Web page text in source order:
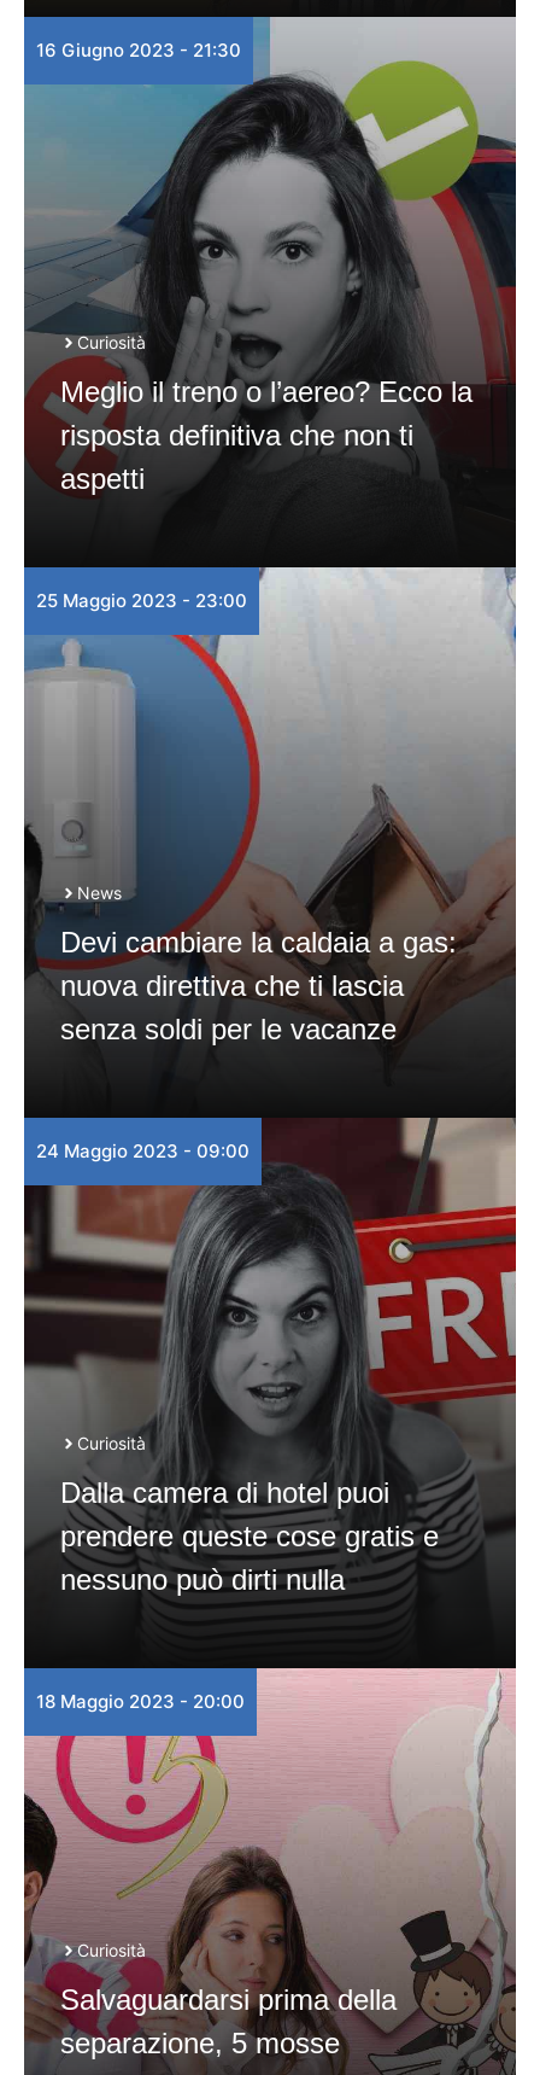
16 Giugno 2023 - 21:30
Curiosità
Meglio il treno o l’aereo? Ecco la
risposta definitiva che non ti
aspetti
25 Maggio 2023 - 23:00
News
Devi cambiare la caldaia a gas:
nuova direttiva che ti lascia
senza soldi per le vacanze
24 Maggio 2023 - 09:00
Curiosità
Dalla camera di hotel puoi
prendere queste cose gratis e
nessuno può dirti nulla
18 Maggio 2023 - 20:00
Curiosità
Salvaguardarsi prima della
separazione, 5 mosse